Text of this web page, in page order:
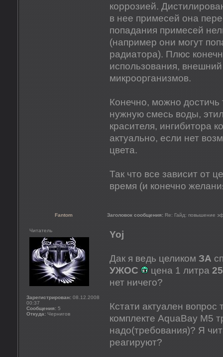
коррозией.
в нее примесей она
попадания примесей
(например они могут
радиатора). Плюс
использования,
микроорганизмов.
Конечно, можно
нужную смесь воды,
красителя, ингибитора
актуально, если нет
цвета.
Так что все зависит от
время (и конечно
Fantom Заголовок сообщения: Re: Гайд: повышение
Читатель
Зарегистрирован: 08.12.2008
00:37
Сообщения: 5
Откуда: Чернигов
Yoj
Дак я ведь целиком ЗА
УЖОС
цена 1 литра
нет ничего?
Кстати актуален
комплекте AquaBay M5
надо(требования)? Я
реагируют?